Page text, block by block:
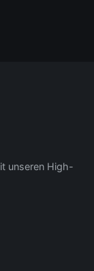
unseren High-